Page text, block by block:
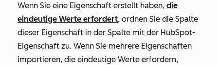
Wenn Sie eine Eigenschaft erstellt haben, die
eindeutige Werte erfordert, ordnen Sie die Spalte
dieser Eigenschaft in der Spalte mit der HubSpot-
Eigenschaft zu. Wenn Sie mehrere Eigenschaften
importieren, die eindeutige Werte erfordern,